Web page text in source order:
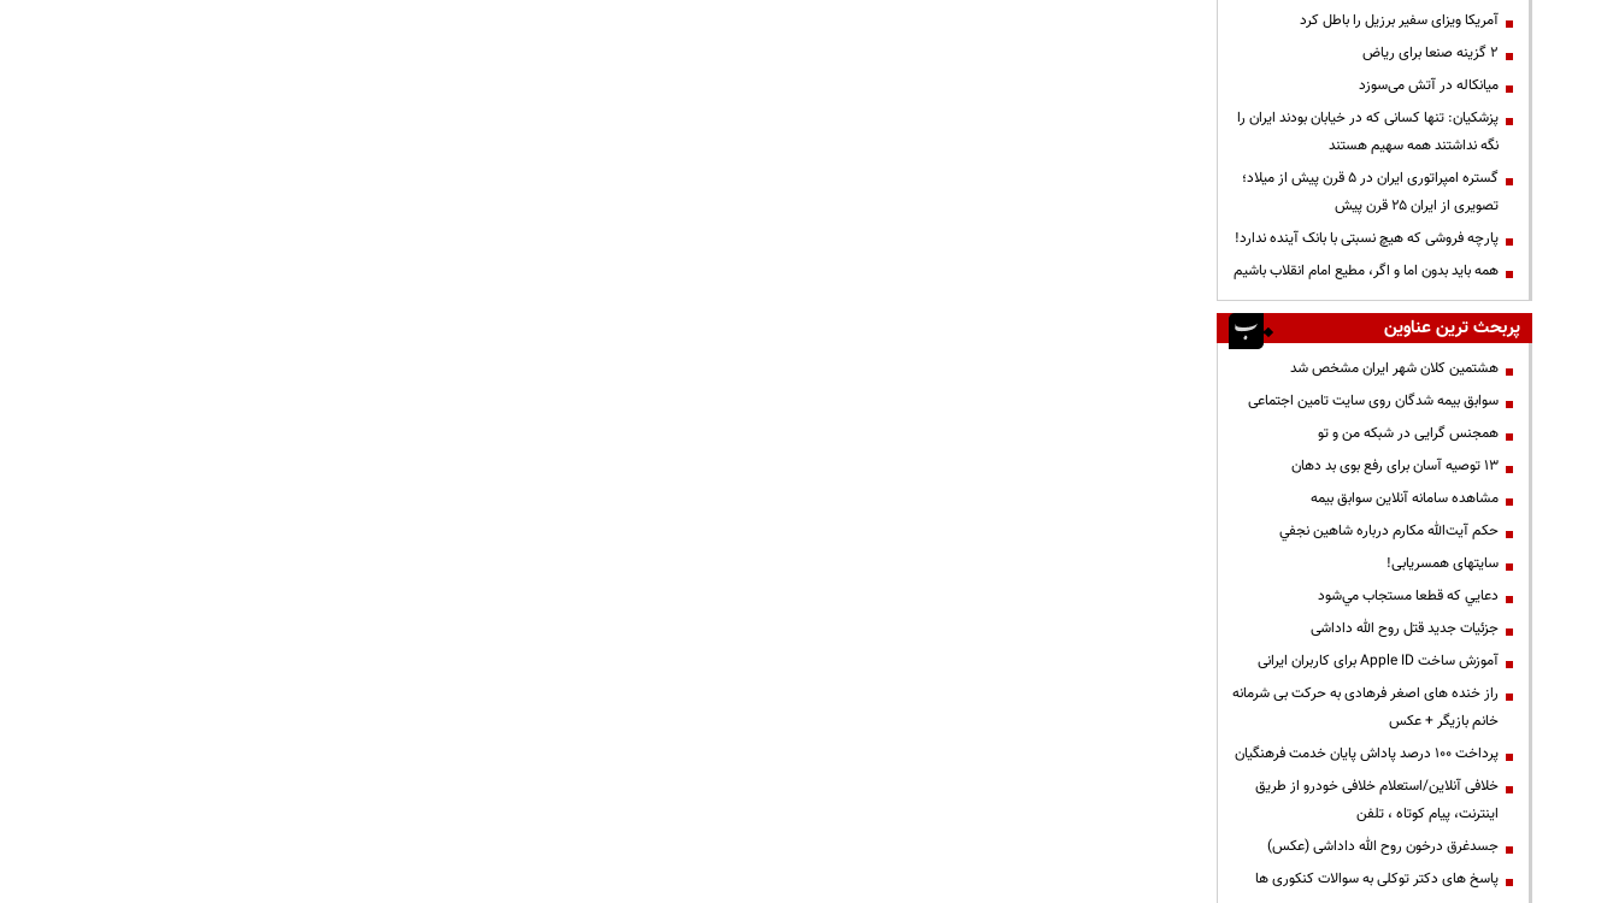
آمریکا ویزای سفیر برزیل را باطل کرد
۲ گزینه صنعا برای ریاض
میانکاله در آتش می‌سوزد
پزشکیان: تنها کسانی که در خیابان بودند ایران را
نگه نداشتند همه سهیم هستند
گستره امپراتوری ایران در ۵ قرن پیش از میلاد؛
تصویری از ایران ۲۵ قرن پیش
پارچه فروشی که هیچ نسبتی با بانک آینده ندارد!
همه باید بدون اما و اگر، مطیع امام انقلاب باشیم
پربحث ترین عناوین
هشتمین کلان شهر ایران مشخص شد
سوابق بیمه شدگان روی سایت تامین اجتماعی
همجنس گرایی در شبکه من و تو
13 توصیه آسان برای رفع بوی بد دهان
مشاهده سامانه آنلاين سوابق بیمه
حكم آيت‌الله مكارم درباره شاهين نجفي
سایتهای همسریابی!
دعايي كه قطعا مستجاب مي‌شود
جزئیات جدید قتل روح الله داداشی
آموزش ساخت Apple ID برای کاربران ایرانی
راز خنده های اصغر فرهادی به حرکت بی شرمانه
خانم بازیگر + عکس
پرداخت ۱۰۰ درصد پاداش پایان خدمت فرهنگیان
خلافی آنلاین/استعلام خلافی خودرو از طریق
اینترنت، پیام کوتاه ، تلفن
جسدغرق درخون روح الله داداشی (عکس)
پاسخ های دکتر توکلی به سوالات کنکوری ها